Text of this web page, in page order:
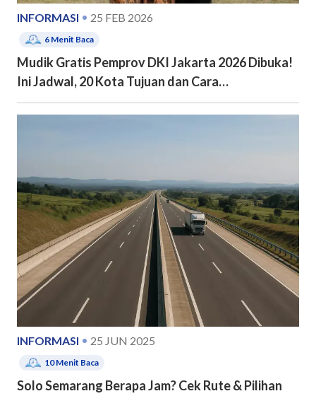
INFORMASI 25 FEB 2026
6 Menit Baca
Mudik Gratis Pemprov DKI Jakarta 2026 Dibuka!
Ini Jadwal, 20 Kota Tujuan dan Cara
Pendaftarannya
INFORMASI 25 JUN 2025
10Menit Baca
Solo Semarang Berapa Jam? Cek Rute & Pilihan